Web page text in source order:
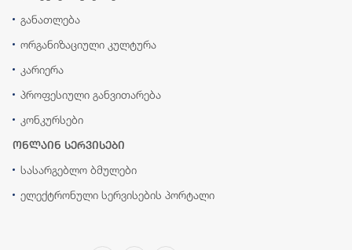
განათლება
ორგანიზაციული კულტურა
კარიერა
პროფესიული განვითარება
კონკურსები
ონლაინ სერვისები
სასარგებლო ბმულები
ელექტრონული სერვისების პორტალი